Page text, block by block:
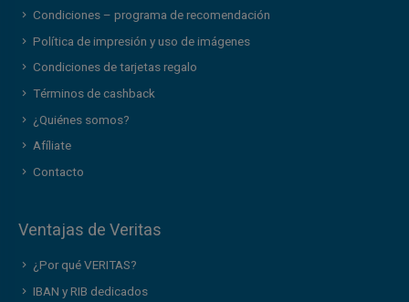
Condiciones – programa de recomendación
Política de impresión y uso de imágenes
Condiciones de tarjetas regalo
Términos de cashback
¿Quiénes somos?
Afíliate
Contacto
Ventajas de Veritas
¿Por qué VERITAS?
IBAN y RIB dedicados